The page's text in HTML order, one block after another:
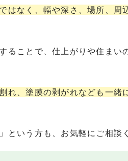
はなく、幅や深さ、場所、周
ることで、仕上がりや住まい
れ、塗膜の剥がれなども一緒
という方も、お気軽にご相談